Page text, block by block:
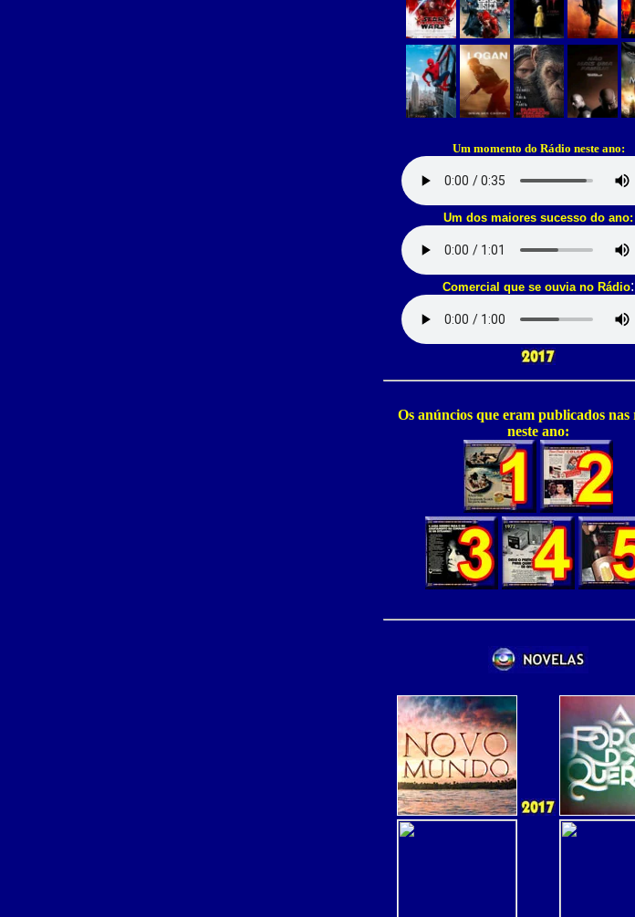
Um momento do Rádio neste ano:
Um dos maiores sucesso do ano:
Comercial que se ouvia no Rádio:
Os anúncios que eram publicados nas
neste ano: